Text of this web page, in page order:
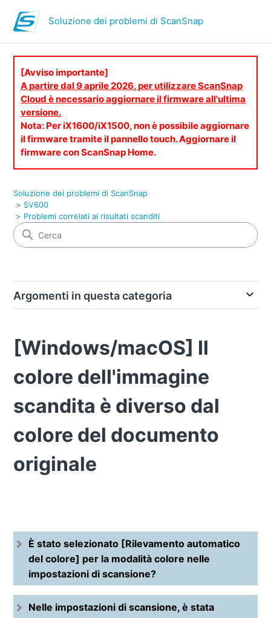
Soluzione dei problemi di ScanSnap
[Avviso importante]
A partire dal 9 aprile 2026, per utilizzare ScanSnap
Cloud è necessario aggiornare il firmware all'ultima
versione.
Nota: Per iX1600/iX1500, non è possibile aggiornare
il firmware tramite il pannello touch. Aggiornare il
firmware con ScanSnap Home.
Soluzione dei problemi di ScanSnap
SV600
Problemi correlati ai risultati scanditi
Argomenti in questa categoria
[Windows/macOS] Il
colore dell'immagine
scandita è diverso dal
colore del documento
originale
È stato selezionato [Rilevamento automatico
del colore] per la modalità colore nelle
impostazioni di scansione?
Nelle impostazioni di scansione, è stata